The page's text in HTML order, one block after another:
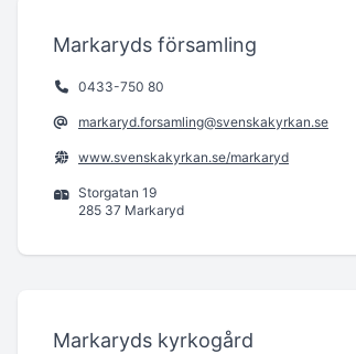
Markaryds församling
0433-750 80
markaryd.forsamling@svenskakyrkan.se
www.svenskakyrkan.se/markaryd
Storgatan 19
285 37 Markaryd
Markaryds kyrkogård